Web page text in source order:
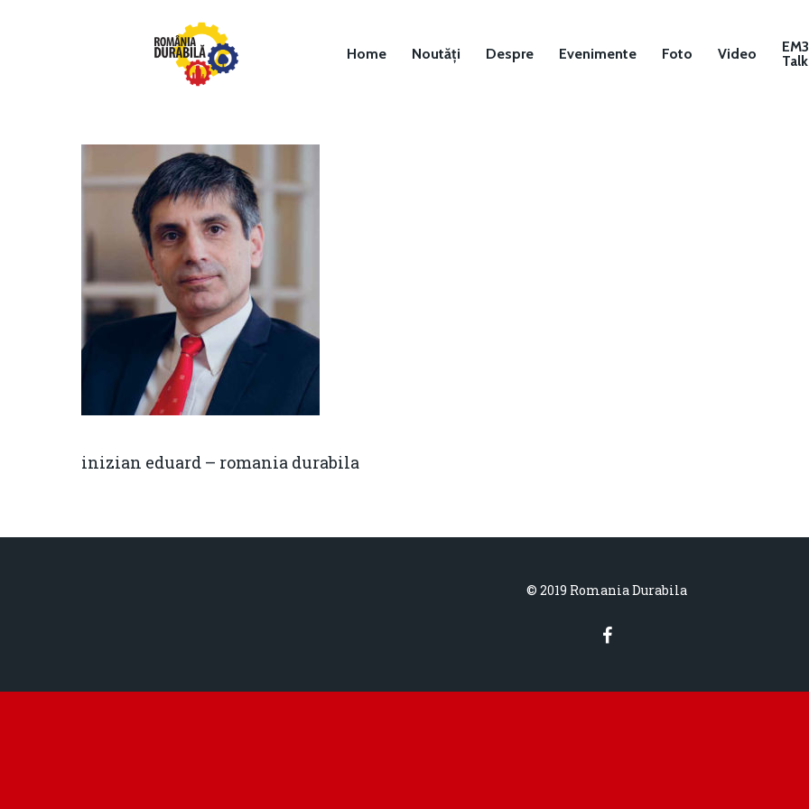
Hit enter to search or ESC to close
Home Noutăți Despre Evenimente Foto Video
Talk
inizian eduard – romania durabila
© 2019 Romania Durabila